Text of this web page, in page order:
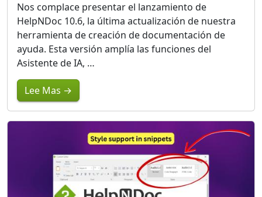
Nos complace presentar el lanzamiento de
HelpNDoc 10.6, la última actualización de nuestra
herramienta de creación de documentación de
ayuda. Esta versión amplía las funciones del
Asistente de IA, …
Lee Mas →